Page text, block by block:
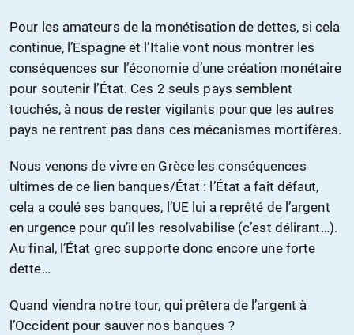
Pour les amateurs de la monétisation de dettes, si cela
continue, l’Espagne et l’Italie vont nous montrer les
conséquences sur l’économie d’une création monétaire
pour soutenir l’État. Ces 2 seuls pays semblent
touchés, à nous de rester vigilants pour que les autres
pays ne rentrent pas dans ces mécanismes mortifères.
Nous venons de vivre en Grèce les conséquences
ultimes de ce lien banques/État : l’État a fait défaut,
cela a coulé ses banques, l’UE lui a reprêté de l’argent
en urgence pour qu’il les resolvabilise (c’est délirant…).
Au final, l’État grec supporte donc encore une forte
dette…
Quand viendra notre tour, qui prêtera de l’argent à
l’Occident pour sauver nos banques ?